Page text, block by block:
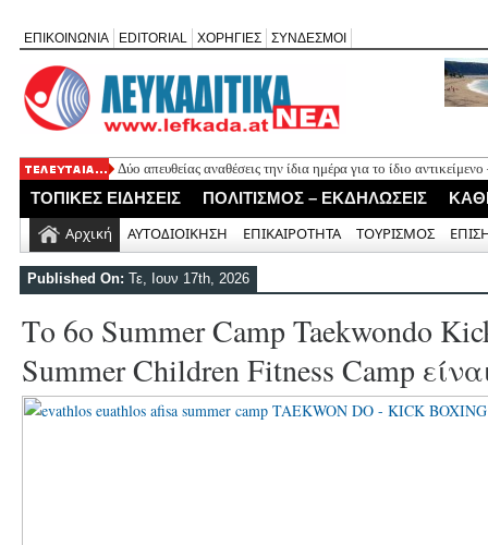
ΕΠΙΚΟΙΝΩΝΙΑ EDITORIAL ΧΟΡΗΓΙΕΣ ΣΥΝΔΕΣΜΟΙ
Δύο απευθείας αναθέσεις την ίδια ημέρα για το ίδιο
Πλήθος κόσμου τίμησε τη μνήμη του φιλολόγου Χαρίλαου
καταλάβατε, παιδιά;»
Ο ΠΑΣ Σφακιωτών απέκτησε τον επιθετικό μέσο Γιώργο
H πολιτική «χλιαρότητα» του «AΠΕΧΩ» (του Ανδρέα
ΤΟΠΙΚΕΣ ΕΙΔΗΣΕΙΣ ΠΟΛΙΤΙΣΜΟΣ – ΕΚΔΗΛΩΣΕΙΣ
Αρχική ΑΥΤΟΔΙΟΙΚΗΣΗ ΕΠΙΚΑΙΡΟΤΗΤΑ ΤΟΥΡΙΣΜΟΣ
Published On: Τε, Ιουν 17th, 2026
Το 6ο Summer Camp Taekwondo
Summer Children Fitness Camp